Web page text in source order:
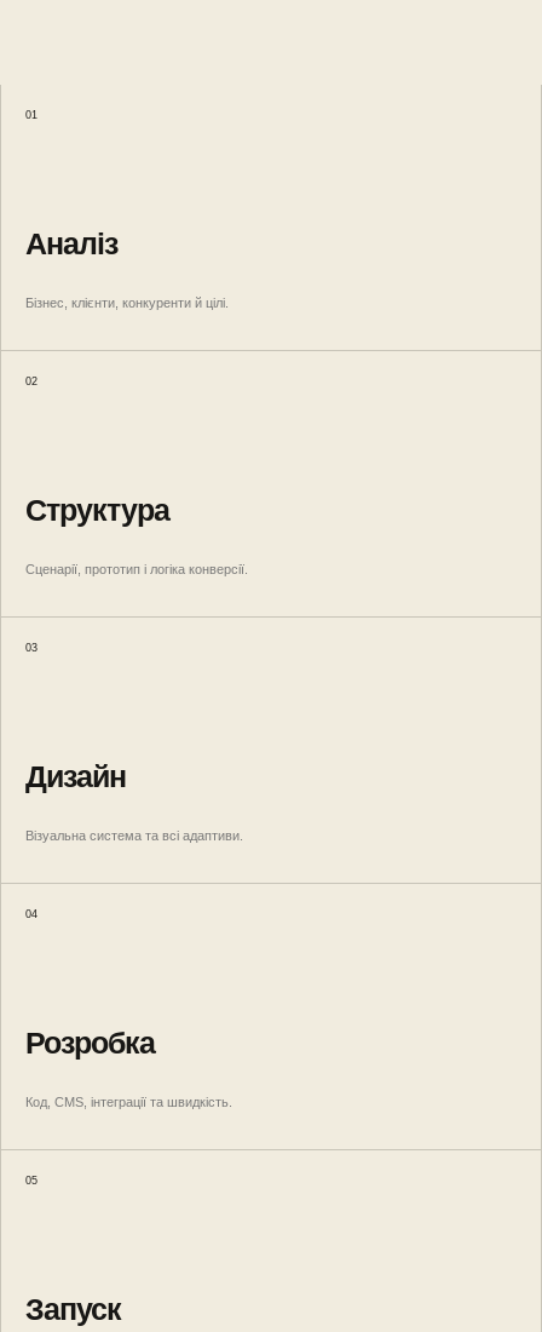
01
Аналіз
Бізнес, клієнти, конкуренти й цілі.
02
Структура
Сценарії, прототип і логіка конверсії.
03
Дизайн
Візуальна система та всі адаптиви.
04
Розробка
Код, CMS, інтеграції та швидкість.
05
Запуск